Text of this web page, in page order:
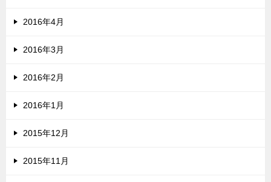
2016年4月
2016年3月
2016年2月
2016年1月
2015年12月
2015年11月